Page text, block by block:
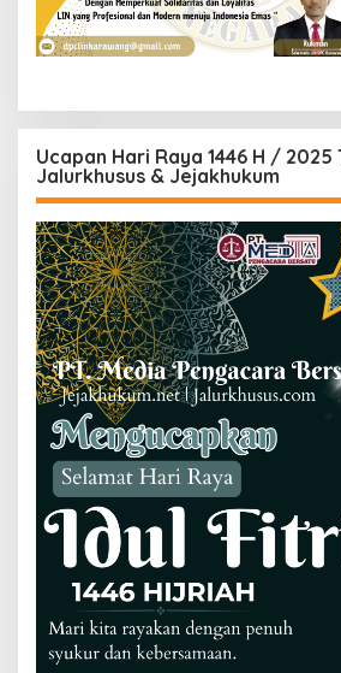
Ucapan Hari Raya 1446 H / 2025
Jalurkhusus & Jejakhukum